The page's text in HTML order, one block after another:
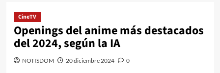
CineTV
Openings del anime más destacados
del 2024, según la IA
NOTISDOM 20 diciembre 2024 0